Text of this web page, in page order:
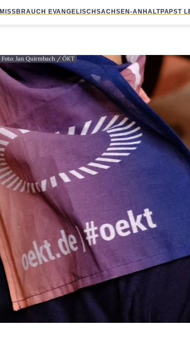
MISSBRAUCH EVANGELISCHSACHSEN-ANHALTPAPST
Foto: Jan Quirmbach / ÖKT